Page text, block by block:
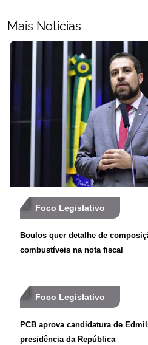
Mais Noticias
Foco Legislativo
Boulos quer detalhe de
combustíveis na nota fiscal
Foco Legislativo
PCB aprova candidatura de
presidência da República